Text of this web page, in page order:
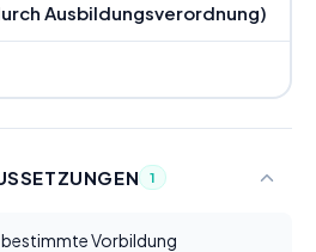
Ausbildungsverordnung)
1
Vorbildung